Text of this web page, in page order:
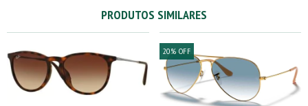
PRODUTOS SIMILARES
20% OFF